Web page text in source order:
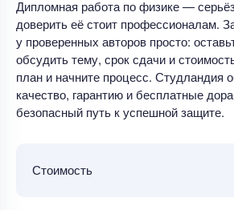
Дипломная работа по физике —
доверить её стоит профессионалам.
у проверенных авторов просто:
обсудить тему, срок сдачи и
план и начните процесс. Студландия
качество, гарантию и бесплатные
безопасный путь к успешной защите.
Стоимость